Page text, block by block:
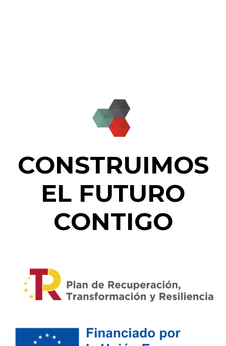
CONSTRUIMOS
EL FUTURO
CONTIGO